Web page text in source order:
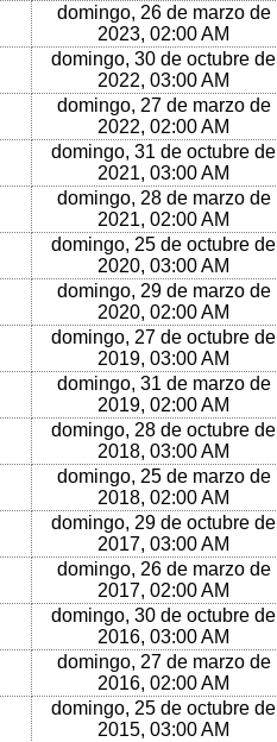
domingo, 26 de marzo de
2023, 02:00 AM
domingo, 30 de octubre de
2022, 03:00 AM
domingo, 27 de marzo de
2022, 02:00 AM
domingo, 31 de octubre de
2021, 03:00 AM
domingo, 28 de marzo de
2021, 02:00 AM
domingo, 25 de octubre de
2020, 03:00 AM
domingo, 29 de marzo de
2020, 02:00 AM
domingo, 27 de octubre de
2019, 03:00 AM
domingo, 31 de marzo de
2019, 02:00 AM
domingo, 28 de octubre de
2018, 03:00 AM
domingo, 25 de marzo de
2018, 02:00 AM
domingo, 29 de octubre de
2017, 03:00 AM
domingo, 26 de marzo de
2017, 02:00 AM
domingo, 30 de octubre de
2016, 03:00 AM
domingo, 27 de marzo de
2016, 02:00 AM
domingo, 25 de octubre de
2015, 03:00 AM